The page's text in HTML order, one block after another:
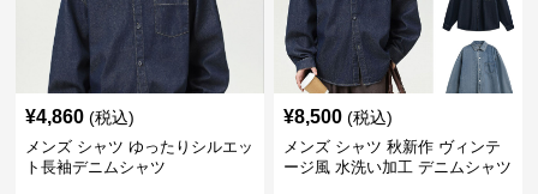
¥4,860 (税込)
メンズ シャツ ゆったりシルエッ
ト長袖デニムシャツ
¥8,500 (税込)
メンズ シャツ 秋新作 ヴィンテ
ージ風 水洗い加工 デニムシャツ